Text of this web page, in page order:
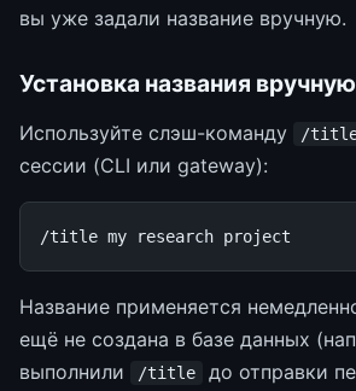
вы уже задали название вручную.
Установка названия вручную
Используйте слэш-команду /
сессии (CLI или gateway):
Название применяется
ещё не создана в базе данных
выполнили
/title
до отправки